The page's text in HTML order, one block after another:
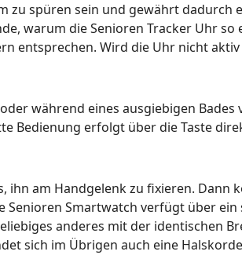
zu spüren sein und gewährt dadurch
warum die Senioren Tracker Uhr
entsprechen. Wird die Uhr nicht
während eines ausgiebigen
Bedienung erfolgt über die Taste
am Handgelenk zu fixieren. Dann
Senioren Smartwatch verfügt über
anderes mit der identischen
sich im Übrigen auch eine